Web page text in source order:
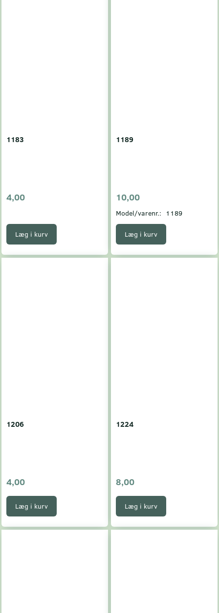
1183
4,00
Læg i kurv
1189
10,00
Model/varenr.: 1189
Læg i kurv
1206
4,00
Læg i kurv
1224
8,00
Læg i kurv